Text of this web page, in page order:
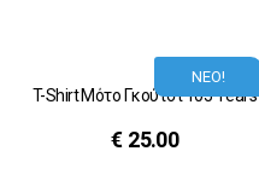
ΝΕΟ!
T-Shirt Μότο Γκούτσι 105 Years
€ 25.00